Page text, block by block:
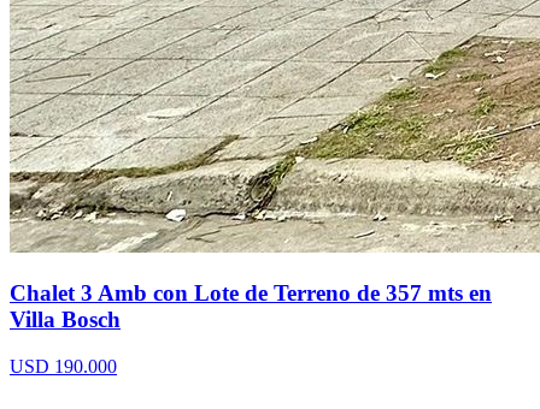
Chalet 3 Amb con Lote de Terreno de 357 mts en
Villa Bosch
USD 190.000